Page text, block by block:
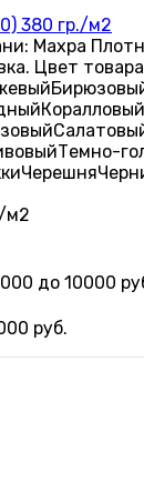
380 гр./м2
Махра
Цвет
Коралловый
Темно-
Черешня
м2